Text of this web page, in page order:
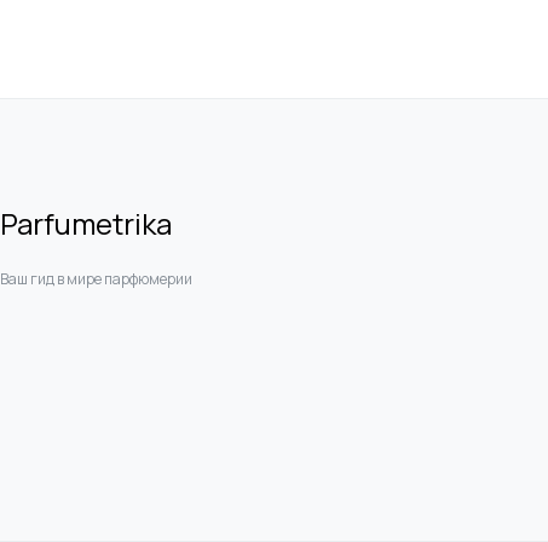
Parfumetrika
Ваш гид в мире парфюмерии